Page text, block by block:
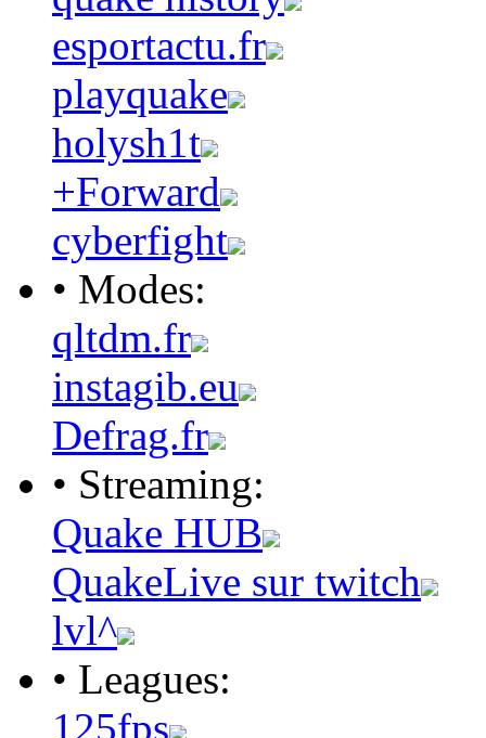
esportactu.fr
playquake
holysh1t
+Forward
cyberfight
• Modes:
qltdm.fr
instagib.eu
Defrag.fr
• Streaming:
Quake HUB
QuakeLive sur twitch
lvl^
• Leagues:
125fps